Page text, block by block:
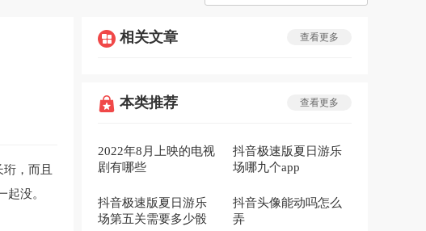
，而且
没。
相关文章 查看更多
本类推荐 查看更多
2022年8月上映的电视
剧有哪些
抖音极速版夏日游乐
场哪九个app
抖音极速版夏日游乐
场第五关需要多少骰
抖音头像能动吗怎么
弄